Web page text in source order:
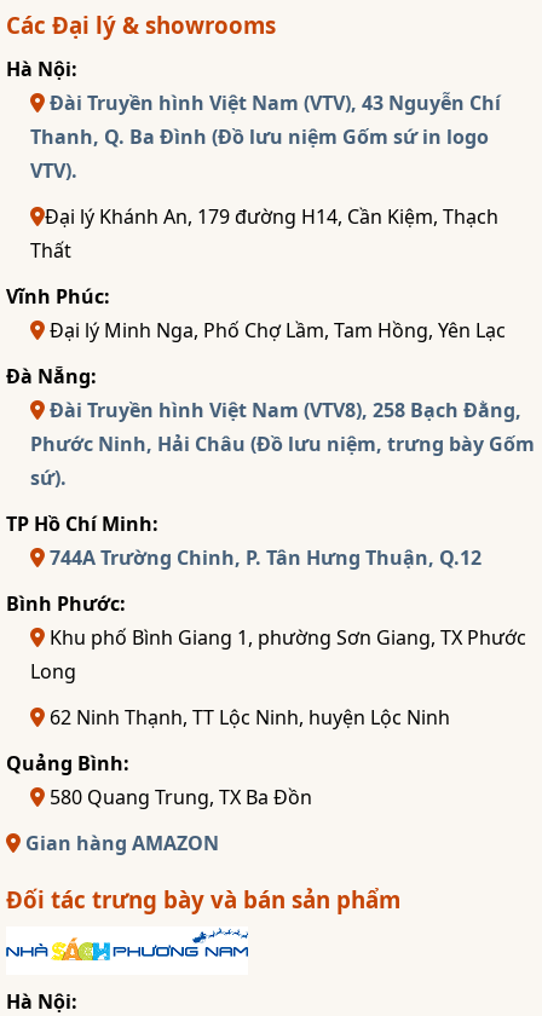
Các Đại lý & showrooms
Hà Nội:
Đài Truyền hình Việt Nam (VTV), 43 Nguyễn Chí
Thanh, Q. Ba Đình (Đồ lưu niệm Gốm sứ in logo
VTV).
Đại lý Khánh An, 179 đường H14, Cần Kiệm, Thạch
Thất
Vĩnh Phúc:
Đại lý Minh Nga, Phố Chợ Lầm, Tam Hồng, Yên Lạc
Đà Nẵng:
Đài Truyền hình Việt Nam (VTV8), 258 Bạch Đằng,
Phước Ninh, Hải Châu (Đồ lưu niệm, trưng bày Gốm
sứ).
TP Hồ Chí Minh:
744A Trường Chinh, P. Tân Hưng Thuận, Q.12
Bình Phước:
Khu phố Bình Giang 1, phường Sơn Giang, TX Phước
Long
62 Ninh Thạnh, TT Lộc Ninh, huyện Lộc Ninh
Quảng Bình:
580 Quang Trung, TX Ba Đồn
Gian hàng AMAZON
Đối tác trưng bày và bán sản phẩm
Hà Nội: